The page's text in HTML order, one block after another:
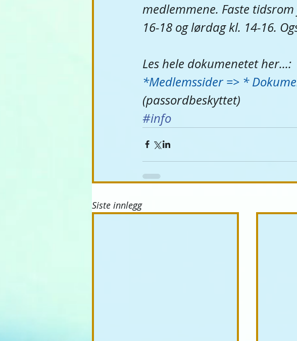
medlemmene. Faste
16-18 og lørdag kl. 14-16.
Les hele dokumenetet her...:
*Medlemssider => *
(passordbeskyttet)
#info
Siste innlegg